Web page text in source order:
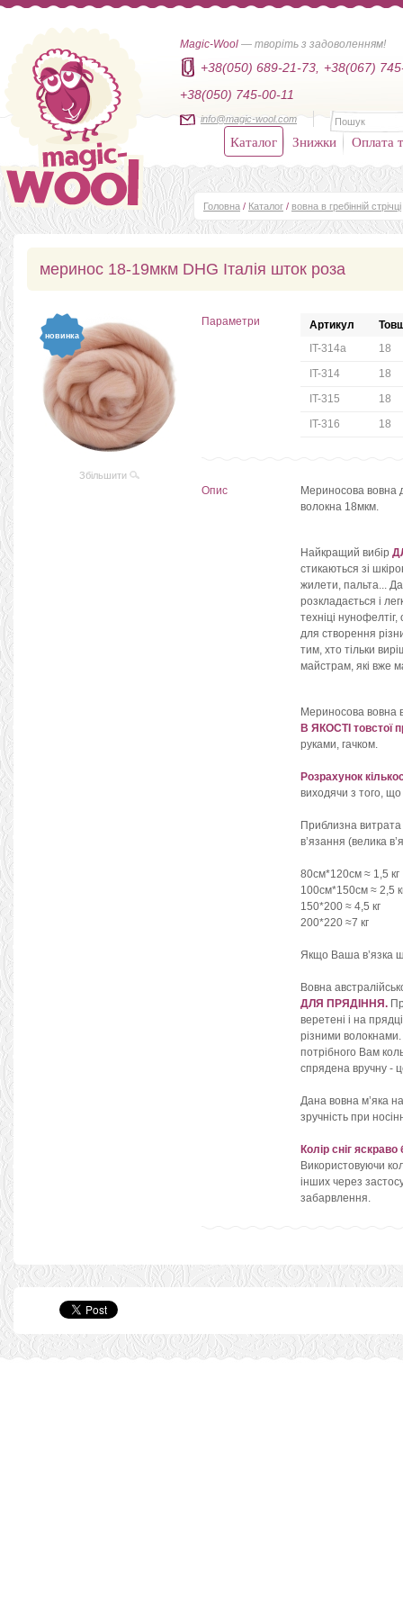
Magic-Wool — творіть з задоволенням!
+38(050) 689-21-73,
+38(067)
+38(050) 745-00-11
info@magic-wool.com
Каталог Знижки Оплата
Головна / Каталог / вовна в гребінній стрічці
меринос 18-19мкм DHG Італія шток роза
новинка
Збільшити
Параметри Артикул
IT-314a
18
IT-314
18
IT-315
18
IT-316
18
Опис
Мериносова вовна
волокна 18мкм.
Найкращий вибір
стикаються зі
жилети, пальта...
розкладається і
техніці
для створення
тим, хто тільки
майстрам, які вже
Мериносова вовна
В ЯКОСТІ товстої
руками, гачком.
Розрахунок
виходячи з того,
Приблизна
в’язання (велика
80см*120см ≈ 1,5 кг
100см*150см ≈ 2,5
150*200 ≈ 4,5 кг
200*220 ≈7 кг
Якщо Ваша в’язка
Вовна
ДЛЯ ПРЯДІННЯ.
веретені і на
різними
потрібного Вам
спрядена вручну -
Дана вовна м’яка
зручність при
Колір сніг
Використовуючи
інших через
забарвлення.